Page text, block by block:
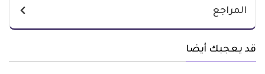
المراجع
قد يعجبك أيضا